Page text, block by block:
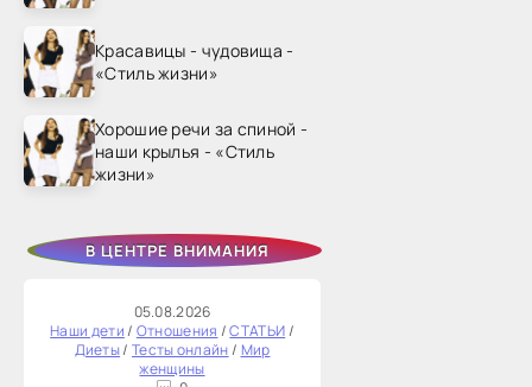
Красавицы - чудовища -
«Стиль жизни»
Хорошие речи за спиной -
наши крылья - «Стиль
жизни»
В ЦЕНТРЕ ВНИМАНИЯ
05.08.2026
Наши дети/ Отношения /СТАТЬИ/
Диеты/ Тесты онлайн/ Мир
женщины